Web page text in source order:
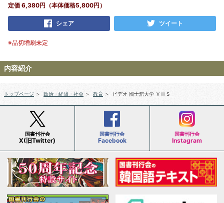
定価 6,380円（本体価格5,800円）
シェア ツイート
※品切増刷未定
内容紹介
トップページ ＞ 政治・経済・社会 ＞ 教育 ＞ ビデオ 國士舘大学 ＶＨＳ
国書刊行会
X(旧Twitter)
国書刊行会
Facebook
国書刊行会
Instagram